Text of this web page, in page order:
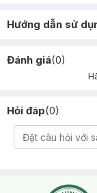
Hướng dẫn sử
Đánh giá(0)
Hỏi đáp(0)